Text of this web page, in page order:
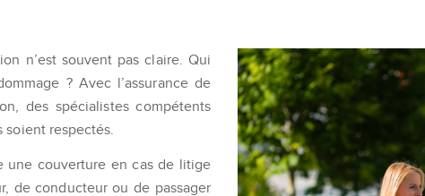
n’est souvent pas claire. Qui
? Avec l’assurance de
des spécialistes compétents
respectés.
une couverture en cas de litige
de conducteur ou de passager